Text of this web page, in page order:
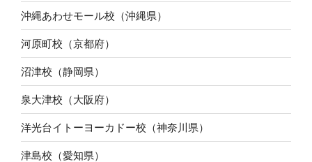
沖縄あわせモール校（沖縄県）
河原町校（京都府）
沼津校（静岡県）
泉大津校（大阪府）
洋光台イトーヨーカドー校（神奈川県）
津島校（愛知県）